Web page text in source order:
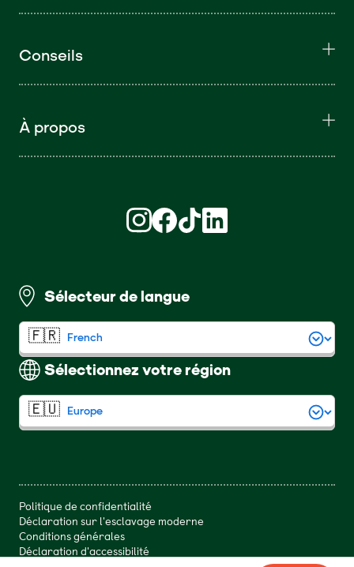
Conseils
À propos
Sélecteur de langue
Sélectionnez votre région
Retrouvez nous sur Instagram (S'ouvre
Retrouvez nous sur Facebook
Retrouvez nous sur TikTok
Retrouvez nous sur
Politique de confidentialité
Déclaration sur l'esclavage moderne
Conditions générales
Déclaration d'accessibilité